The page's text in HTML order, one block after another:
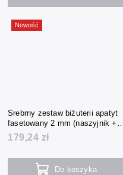
Nowość
Srebrny zestaw biżuterii apatyt
fasetowany 2 mm (naszyjnik +
bransoletka + kolczyki)
179,24 zł
Do koszyka